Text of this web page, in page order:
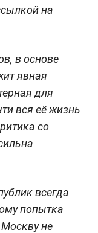
на
в основе
явная
для
вся её жизнь
со
всегда
попытка
Москву не